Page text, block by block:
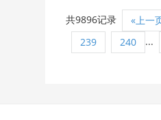
共9896记录
«上一
239
240 ...